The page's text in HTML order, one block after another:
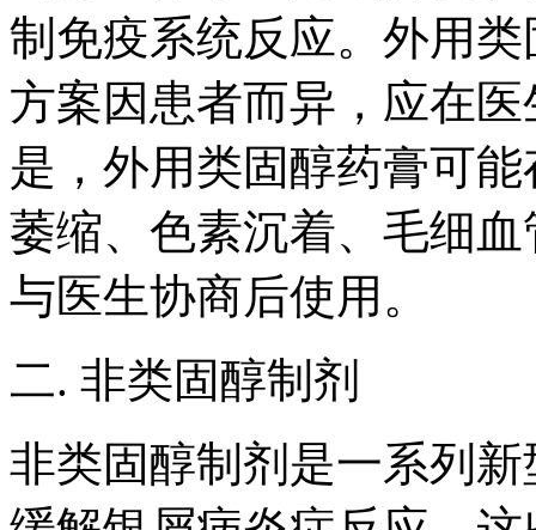
制免疫系统反应。外用
方案因患者而异，应在
是，外用类固醇药膏可
萎缩、色素沉着、毛细
与医生协商后使用。
二. 非类固醇制剂
非类固醇制剂是一系列